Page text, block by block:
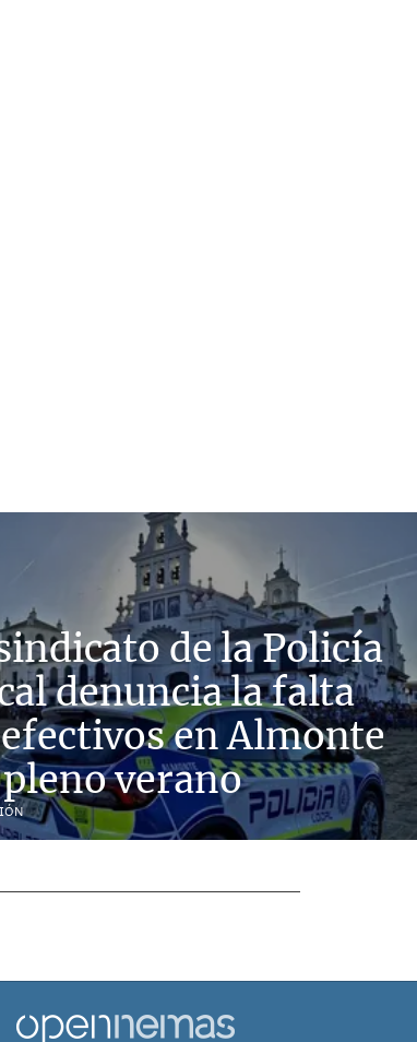
de la Policía
denuncia la falta
en Almonte
verano